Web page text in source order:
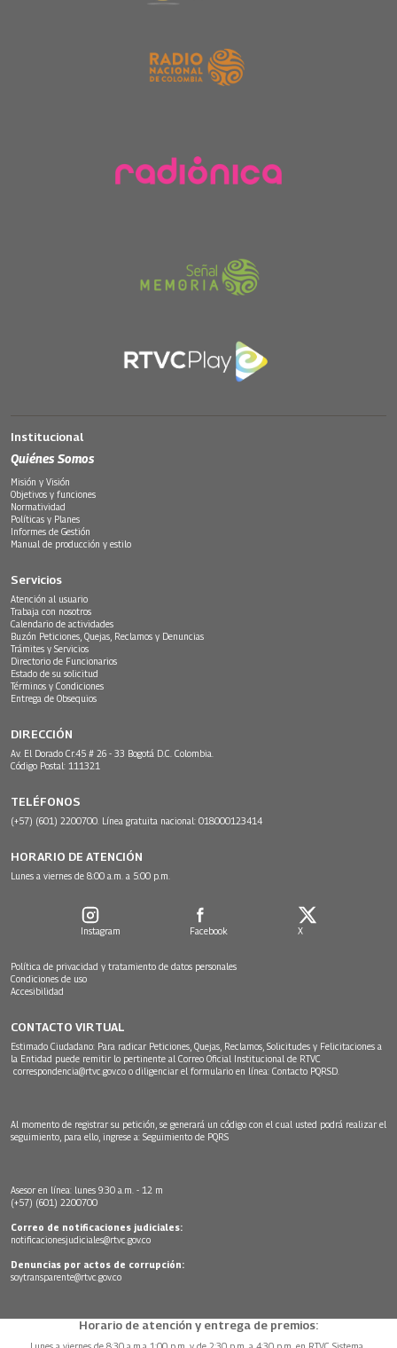
Institucional
Quiénes Somos
Misión y Visión
Objetivos y funciones
Normatividad
Políticas y Planes
Informes de Gestión
Manual de producción y estilo
Servicios
Atención al usuario
Trabaja con nosotros
Calendario de actividades
Buzón Peticiones, Quejas, Reclamos y Denuncias
Trámites y Servicios
Directorio de Funcionarios
Estado de su solicitud
Términos y Condiciones
Entrega de Obsequios
DIRECCIÓN
Av. El Dorado Cr.45 # 26 - 33 Bogotá D.C. Colombia.
Código Postal: 111321
TELÉFONOS
(+57) (601) 2200700. Línea gratuita nacional: 018000123414
HORARIO DE ATENCIÓN
Lunes a viernes de 8:00 a.m. a 5:00 p.m.
Instagram Facebook X
Política de privacidad y tratamiento de datos personales
Condiciones de uso
Accesibilidad
CONTACTO VIRTUAL
Estimado Ciudadano: Para radicar Peticiones, Quejas, Reclamos, Solicitudes y Felicitaciones a
la Entidad puede remitir lo pertinente al Correo Oficial Institucional de RTVC
correspondencia@rtvc.gov.co o diligenciar el formulario en línea: Contacto PQRSD.
Al momento de registrar su petición, se generará un código con el cual usted podrá realizar el
seguimiento, para ello, ingrese a: Seguimiento de PQRS
Asesor en línea: lunes 9:30 a.m. - 12 m
(+57) (601) 2200700
Correo de notificaciones judiciales:
notificacionesjudiciales@rtvc.gov.co
Denuncias por actos de corrupción:
soytransparente@rtvc.gov.co
Horario de atención y entrega de premios: